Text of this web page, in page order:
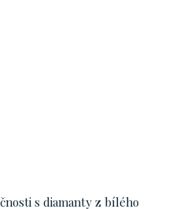
s diamanty z bílého